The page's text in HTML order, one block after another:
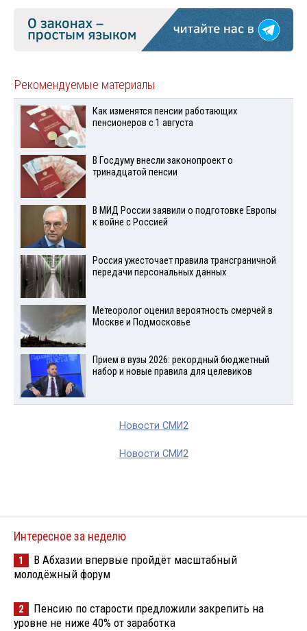
Рекомендуемые материалы
Как изменятся пенсии работающих
пенсионеров с 1 августа
В Госдуму внесли законопроект о
тринадцатой пенсии
В МИД России заявили о подготовке Европы
к войне с Россией
Россия ужесточает правила трансграничной
передачи персональных данных
Метеоролог оценил вероятность смерчей в
Москве и Подмосковье
Прием в вузы 2026: рекордный бюджетный
набор и новые правила для целевиков
Новости СМИ2
Новости СМИ2
Интересное за неделю
1
В Абхазии впервые пройдёт масштабный
молодёжный форум
2
Пенсию по старости предложили закрепить на
уровне не ниже 40% от заработка